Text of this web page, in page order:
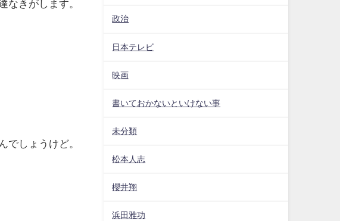
なきがします。
でしょうけど。
政治
日本テレビ
映画
書いておかないといけない事
未分類
松本人志
櫻井翔
浜田雅功